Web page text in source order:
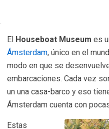
El Houseboat Museum es
Ámsterdam, único en el
modo en que se
embarcaciones. Cada vez
un una casa-barco y eso
Ámsterdam cuenta con
Estas